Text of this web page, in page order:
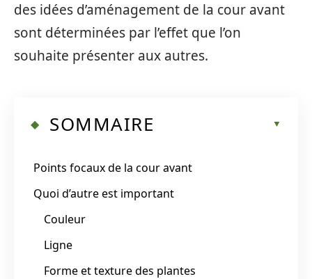
des idées d’aménagement de la cour avant
sont déterminées par l’effet que l’on
souhaite présenter aux autres.
SOMMAIRE
Points focaux de la cour avant
Quoi d’autre est important
Couleur
Ligne
Forme et texture des plantes